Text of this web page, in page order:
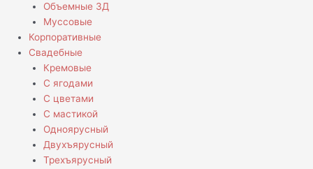
Объемные 3Д
Муссовые
Корпоративные
Свадебные
Кремовые
С ягодами
С цветами
С мастикой
Одноярусный
Двухъярусный
Трехъярусный